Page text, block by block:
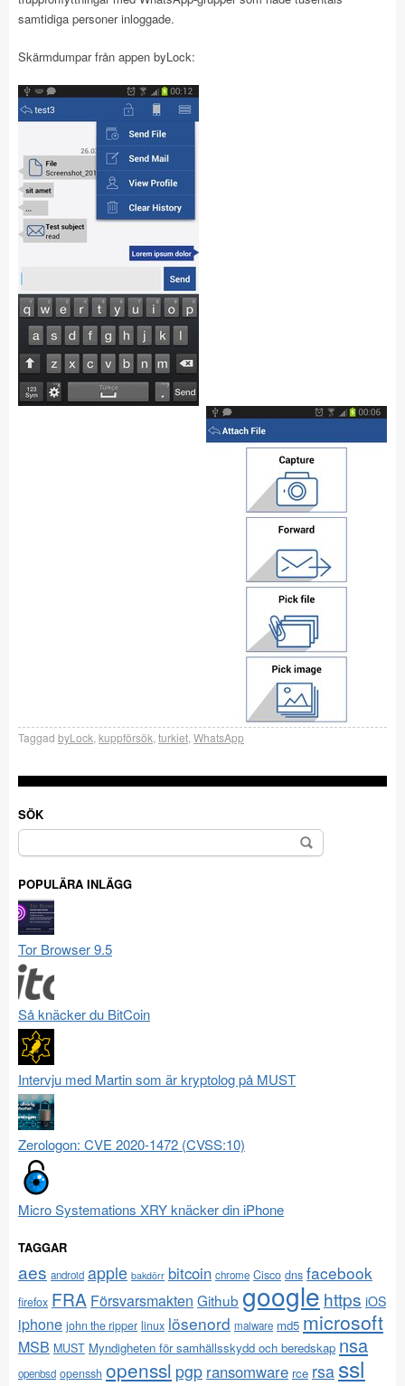
samtidiga personer inloggade.
Skärmdumpar från appen byLock:
Taggad byLock kuppförsök turkiet WhatsApp
SÖK
Sök
efter:
POPULÄRA INLÄGG
Tor Browser 9.5
Så knäcker du BitCoin
Intervju med Martin som är kryptolog på MUST
Zerologon: CVE 2020-1472 (CVSS:10)
Micro Systemations XRY knäcker din iPhone
TAGGAR
aes android apple bakdörr bitcoin chrome Cisco dns facebook
firefox FRA Försvarsmakten Github google https iOS
iphone john the ripper linux lösenord malware md5 microsoft
MSB MUST Myndigheten för samhällsskydd och beredskap nsa
openbsd openssh openssl pgp ransomware rce rsa ssl